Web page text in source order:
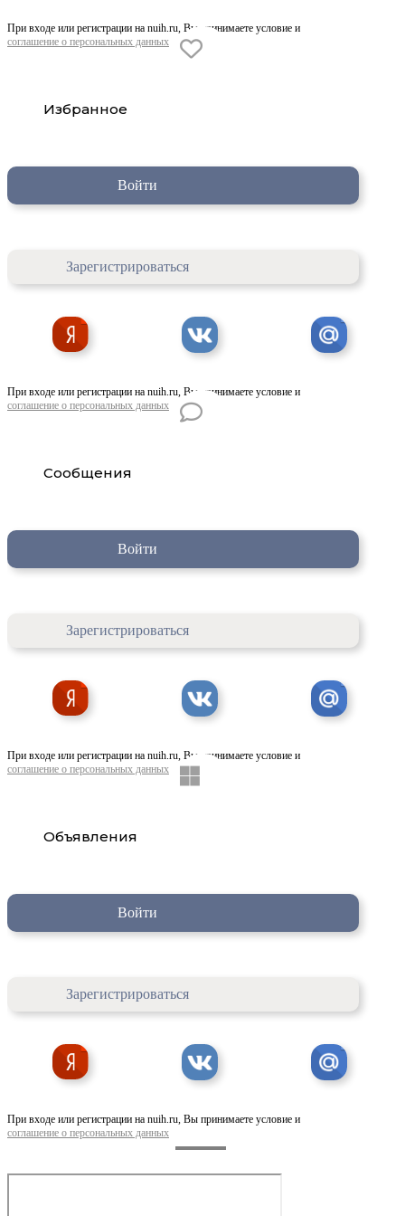
При входе или регистрации на nuih.ru, Вы принимаете условие и
соглашение о персональных данных
Избранное
Войти
Зарегистрироваться
При входе или регистрации на nuih.ru, Вы принимаете условие и
соглашение о персональных данных
Сообщения
Войти
Зарегистрироваться
При входе или регистрации на nuih.ru, Вы принимаете условие и
соглашение о персональных данных
Объявления
Войти
Зарегистрироваться
При входе или регистрации на nuih.ru, Вы принимаете условие и
соглашение о персональных данных